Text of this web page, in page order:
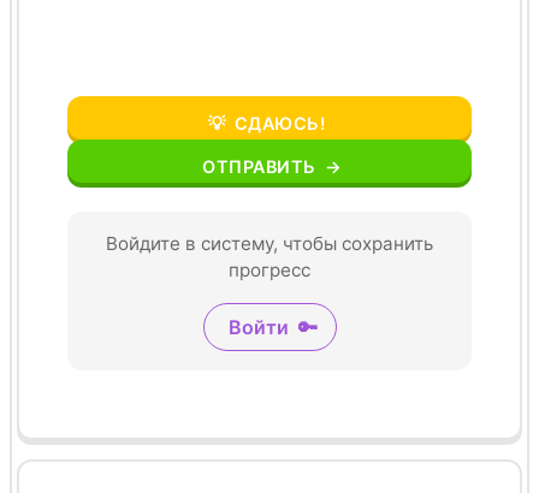
💡 СДАЮСЬ!
ОТПРАВИТЬ →
Войдите в систему, чтобы сохранить
прогресс
Войти 🔑